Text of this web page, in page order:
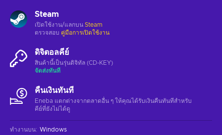
Steam
เปิดใช้งาน/แลกบน Steam
ตรวจสอบ คู่มือการเปิดใช้งาน
ดิจิตอลคีย์
สินค้านี้เป็นรุ่นดิจิทัล (CD-KEY)
จัดส่งทันที
คืนเงินทันที
Eneba แตกต่างจากตลาดอื่น ๆ ให้คุณได้รับเงินคืนทันทีสําหรับ
คีย์ที่ยังไม่ได้ดู
ทำงานบน: Windows